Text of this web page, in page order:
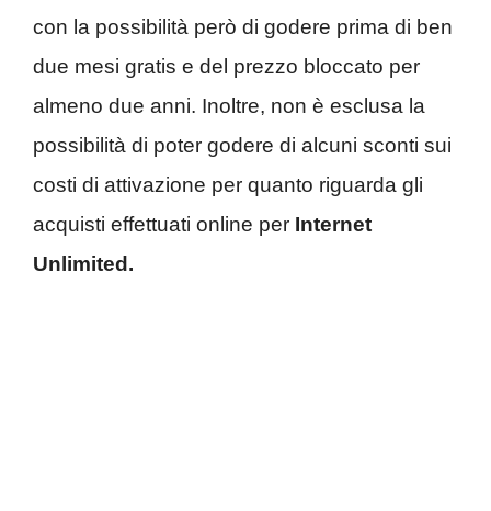
con la possibilità però di godere prima di ben
due mesi gratis e del prezzo bloccato per
almeno due anni. Inoltre, non è esclusa la
possibilità di poter godere di alcuni sconti sui
costi di attivazione per quanto riguarda gli
acquisti effettuati online per Internet
Unlimited.